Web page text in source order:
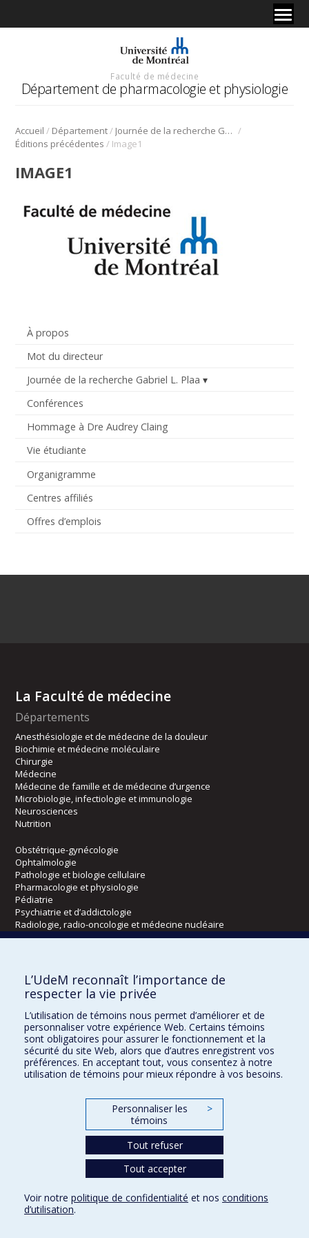
Faculté de médecine
Département de pharmacologie et physiologie
Accueil / Département/ Journée de la recherche Gabriel L. Plaa /
Éditions précédentes / Image1
À propos
Mot du directeur
Journée de la recherche Gabriel L. Plaa
Conférences
Hommage à Dre Audrey Claing
Vie étudiante
Organigramme
Centres affiliés
Offres d’emplois
IMAGE1
La Faculté de médecine
Départements
Anesthésiologie et de médecine de la douleur
Biochimie et médecine moléculaire
Chirurgie
Médecine
Médecine de famille et de médecine d’urgence
Microbiologie, infectiologie et immunologie
Neurosciences
Nutrition
Obstétrique-gynécologie
Ophtalmologie
Pathologie et biologie cellulaire
Pharmacologie et physiologie
Pédiatrie
Psychiatrie et d’addictologie
Radiologie, radio-oncologie et médecine nucléaire
Kinésiologie et des sciences de l’activité physique
Orthophonie et audiologie
Réadaptation
Directions
DPC
CPASS
L’UdeM reconnaît l’importance de
respecter la vie privée
L’utilisation de témoins nous permet d’améliorer et de
personnaliser votre expérience Web. Certains témoins
sont obligatoires pour assurer le fonctionnement et la
sécurité du site Web, alors que d’autres enregistrent vos
préférences. En acceptant tout, vous consentez à notre
utilisation de témoins pour mieux répondre à vos besoins.
Personnaliser les
témoins
>
Tout refuser
Tout accepter
Voir notre politique de confidentialité et nos conditions
d’utilisation.